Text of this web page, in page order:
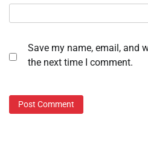
Save my name, email, and
the next time I comment.